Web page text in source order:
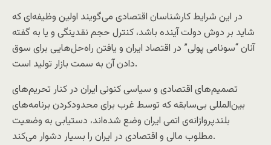
در این شرایط کارشناسان اقتصادی می‌گویند اولین وظیفه‌ای که
شاید بر دوش دولت آینده باشد، کنترل حجم نقدینگی و یا به گفته
آنان “سونامی پولی” در اقتصاد ایران و یافتن راه‌حل‌هایی برای سوق
دادن آن به سمت بازار تولید است.
تصمیم‌های اقتصادی و سیاسی کنونی ایران در کنار تحریم‌های
بین‌المللی بی‌سابقه که توسط غرب برای محدودکردن برنامه‌های
بلندپروازانه‌ی اتمی ایران وضع شده‌اند، دستیابی به وضعیت
مطلوب مالی و اقتصادی در ایران را بسیار دشوار می‌کند.